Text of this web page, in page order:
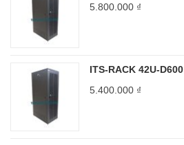
5.800.000 ₫
ITS-RACK 42U-D600
5.400.000 ₫